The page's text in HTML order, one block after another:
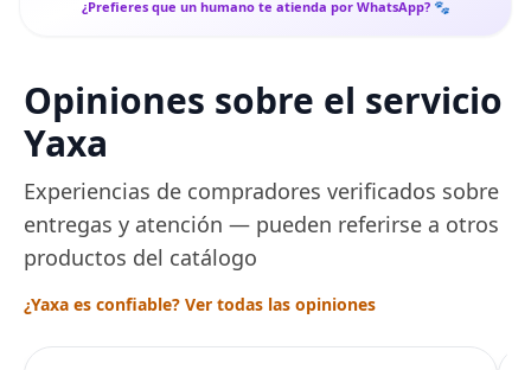
¿Prefieres que un humano te atienda por WhatsApp? 🐾
Opiniones sobre el servicio
Yaxa
Experiencias de compradores verificados sobre
entregas y atención — pueden referirse a otros
productos del catálogo
¿Yaxa es confiable? Ver todas las opiniones